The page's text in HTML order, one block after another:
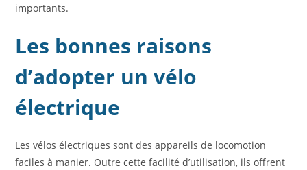
importants.
Les bonnes raisons
d’adopter un vélo
électrique
Les vélos électriques sont des appareils de locomotion
faciles à manier. Outre cette facilité d’utilisation, ils offrent